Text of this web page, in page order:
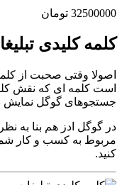
32500000 تومان
کلمه کلیدی
اصولا وقتی صحبت از
است کلمه ای که نقش
جستجوهای گوگل نمایش
در گوگل ادز هم بنا به
مربوط به کسب و کار
کنید.